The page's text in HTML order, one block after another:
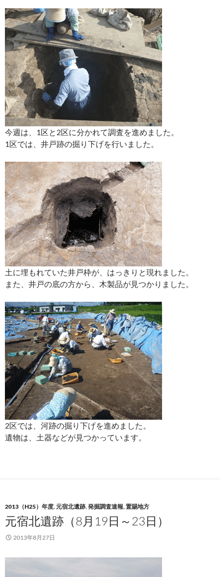
今週は、1区と2区に分かれて調査を進めました。
1区では、井戸跡の掘り下げを行いました。
土に埋もれていた井戸枠が、はっきりと現れました。
また、井戸の底の方から、木製品が見つかりました。
2区では、河跡の掘り下げを進めました。
遺物は、土器などが見つかっています。
2013（H25）年度,元宿北遺跡,発掘調査速報,置賜地方
元宿北遺跡（8月19日～23日）
2013年8月27日